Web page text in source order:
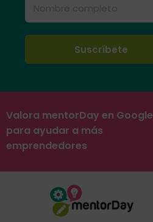
Valora mentorDay en Google
para ayudar a más
emprendedores